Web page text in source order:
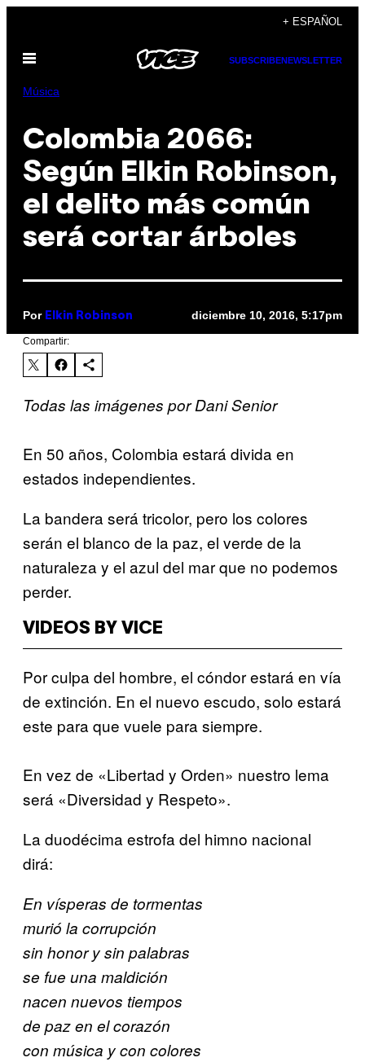
contenido
+ ESPAÑOL
Abrir
SUBSCRIBENEWSLETTER
Música
Colombia 2066:
Según Elkin Robinson,
el delito más común
será cortar árboles
Por Elkin Robinson diciembre 10, 2016, 5:17pm
Compartir:
Todas las imágenes por Dani Senior
En 50 años, Colombia estará divida en
estados independientes.
La bandera será tricolor, pero los colores
serán el blanco de la paz, el verde de la
naturaleza y el azul del mar que no podemos
perder.
VIDEOS BY VICE
Por culpa del hombre, el cóndor estará en vía
de extinción. En el nuevo escudo, solo estará
este para que vuele para siempre.
En vez de «Libertad y Orden» nuestro lema
será «Diversidad y Respeto».
La duodécima estrofa del himno nacional
dirá:
En vísperas de tormentas
murió la corrupción
sin honor y sin palabras
se fue una maldición
nacen nuevos tiempos
de paz en el corazón
con música y con colores